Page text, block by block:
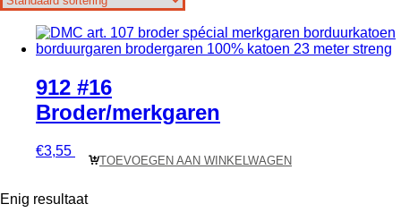
912 #16
Broder/merkgaren
€3,55
TOEVOEGEN AAN WINKELWAGEN
Enig resultaat